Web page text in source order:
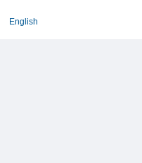
English